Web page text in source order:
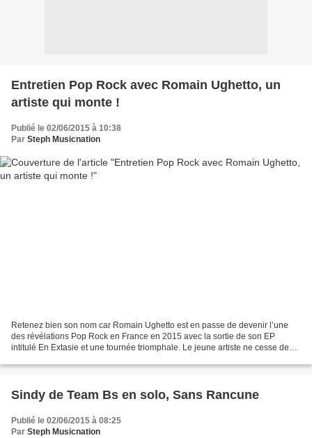
Entretien Pop Rock avec Romain Ughetto, un
artiste qui monte !
Publié le 02/06/2015 à 10:38
Par Steph Musicnation
Retenez bien son nom car Romain Ughetto est en passe de devenir l’une
des révélations Pop Rock en France en 2015 avec la sortie de son EP
intitulé En Extasie et une tournée triomphale. Le jeune artiste ne cesse de
Sindy de Team Bs en solo, Sans Rancune
Publié le 02/06/2015 à 08:25
Par Steph Musicnation